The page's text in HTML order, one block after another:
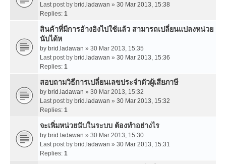
Last post by brid.ladawan » 30 Mar 2013, 15:38
Replies: 1
สินค้าที่มีการอ้างอิงไปใช้แล้ว สามารถเปลี่ยนแปลงหน่วย
นับได้ห
by brid.ladawan » 30 Mar 2013, 15:35
Last post by brid.ladawan » 30 Mar 2013, 15:36
Replies: 1
สอบถามวิธีการเปลี่ยนเลขประจำตัวผู้เสียภาษี
by brid.ladawan » 30 Mar 2013, 15:32
Last post by brid.ladawan » 30 Mar 2013, 15:32
Replies: 1
จะเพิ่มหน่วยนับในระบบ ต้องทำอย่างไร
by brid.ladawan » 30 Mar 2013, 15:30
Last post by brid.ladawan » 30 Mar 2013, 15:31
Replies: 1